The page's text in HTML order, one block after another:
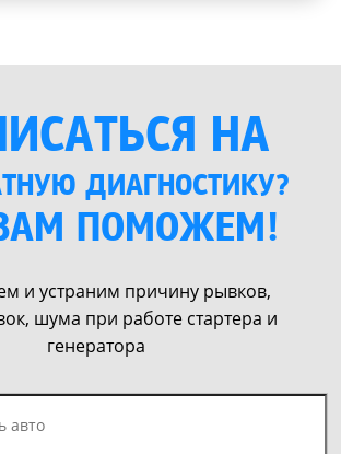
НА
ДИАГНОСТИКУ?
ПОМОЖЕМ!
и устраним причину рывков,
шума при работе стартера и
генератора